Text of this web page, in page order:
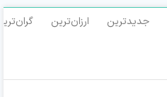
جدیدترین ارزان‌ترین